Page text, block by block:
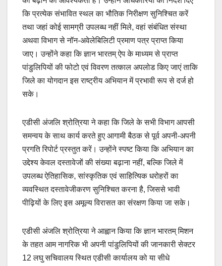
कि प्रत्येक संभावित स्थल का भौतिक निरीक्षण सुनिश्चित करें
तथा जहां कोई सामग्री उपलब्ध नहीं मिले, वहां संबंधित संस्था
अथवा विभाग से नॉन-अवेलेबिलिटी प्रमाण पत्र प्राप्त किया
जाए। उन्होंने कहा कि ज्ञान भारतम् ऐप के माध्यम से प्राप्त
पांडुलिपियों की फोटो एवं विवरण तत्काल अपलोड किए जाएं ताकि
जिले का योगदान इस राष्ट्रीय अभियान में प्रभावी रूप से दर्ज हो
सके।
एडीसी अंजलि श्रोत्रिया ने कहा कि जिले के सभी विभाग आपसी
समन्वय के साथ कार्य करते हुए आगामी बैठक से पूर्व अपनी-अपनी
प्रगति रिपोर्ट प्रस्तुत करें। उन्होंने स्पष्ट किया कि अभियान का
उद्देश्य केवल दस्तावेजों की संख्या बढ़ाना नहीं, बल्कि जिले में
उपलब्ध ऐतिहासिक, सांस्कृतिक एवं साहित्यिक धरोहरों का
व्यवस्थित दस्तावेजीकरण सुनिश्चित करना है, जिससे भावी
पीढ़ियों के लिए इस अमूल्य विरासत का संरक्षण किया जा सके।
एडीसी अंजलि श्रोत्रिया ने आह्वान किया कि ज्ञान भारतम् मिशन
के तहत आम नागरिक भी अपनी पांडुलिपियों की जानकारी सेक्टर
12 लघु सचिवालय स्थित एडीसी कार्यालय को या सीधे